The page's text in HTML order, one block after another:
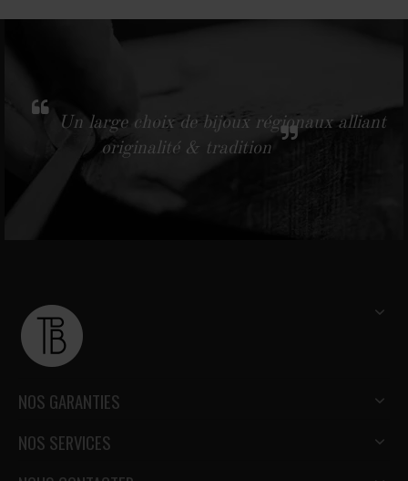
Un large choix de bijoux régionaux alliant
originalité & tradition
NOS GARANTIES
NOS SERVICES